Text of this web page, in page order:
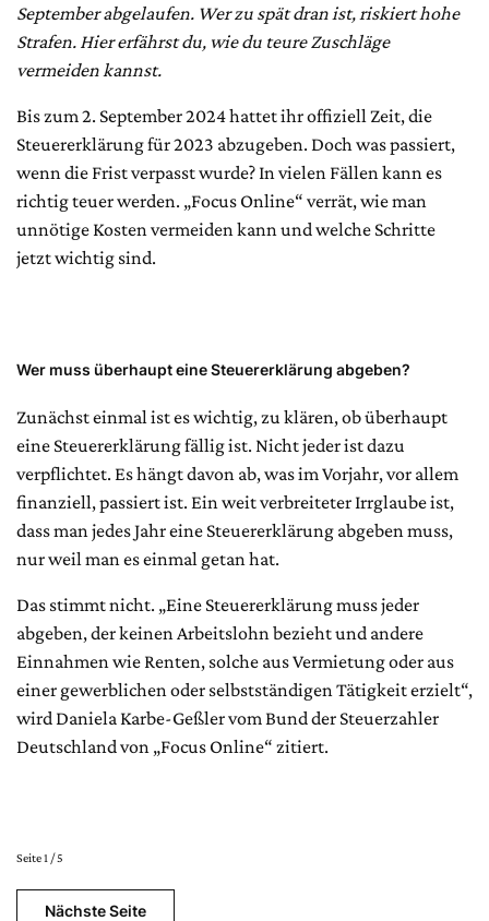
September abgelaufen. Wer zu spät dran ist, riskiert hohe
Strafen. Hier erfährst du, wie du teure Zuschläge
vermeiden kannst.
Bis zum 2. September 2024 hattet ihr offiziell Zeit, die
Steuererklärung für 2023 abzugeben. Doch was passiert,
wenn die Frist verpasst wurde? In vielen Fällen kann es
richtig teuer werden. „Focus Online“ verrät, wie man
unnötige Kosten vermeiden kann und welche Schritte
jetzt wichtig sind.
Wer muss überhaupt eine Steuererklärung abgeben?
Zunächst einmal ist es wichtig, zu klären, ob überhaupt
eine Steuererklärung fällig ist. Nicht jeder ist dazu
verpflichtet. Es hängt davon ab, was im Vorjahr, vor allem
finanziell, passiert ist. Ein weit verbreiteter Irrglaube ist,
dass man jedes Jahr eine Steuererklärung abgeben muss,
nur weil man es einmal getan hat.
Das stimmt nicht. „Eine Steuererklärung muss jeder
abgeben, der keinen Arbeitslohn bezieht und andere
Einnahmen wie Renten, solche aus Vermietung oder aus
einer gewerblichen oder selbstständigen Tätigkeit erzielt“,
wird Daniela Karbe-Geßler vom Bund der Steuerzahler
Deutschland von „Focus Online“ zitiert.
Seite 1 / 5
Nächste Seite